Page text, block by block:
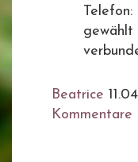
Telefon:
gewählt
Beatrice
Kommentare